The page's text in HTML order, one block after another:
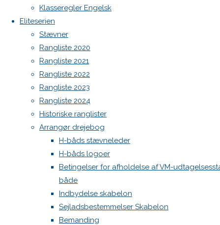
Klasseregler Engelsk
Eliteserien
Stævner
Rangliste 2020
Rangliste 2021
Rangliste 2022
Rangliste 2023
Rangliste 2024
Historiske ranglister
Arrangør drejebog
H-båds stævneleder
H-båds logoer
Betingelser for afholdelse af VM-
både
Indbydelse skabelon
Sejladsbestemmelser Skabelon
Bemanding
til
General
forsamling
2026
Fredag
den 3/7
2026
klokken
20.00 i
Sejlklubs
lokaler
Dagsorden.:
WordPress.org